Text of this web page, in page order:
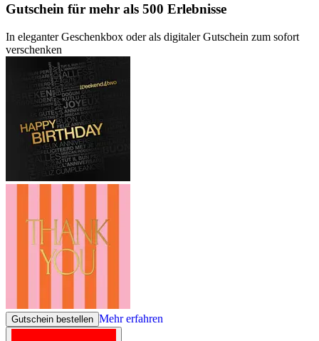
Gutschein für mehr als 500 Erlebnisse
In eleganter Geschenkbox oder als digitaler Gutschein zum sofort
verschenken
Gutschein bestellen Mehr erfahren